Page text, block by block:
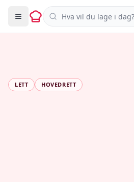
Søk i oppskrifter
LETT HOVEDRETT